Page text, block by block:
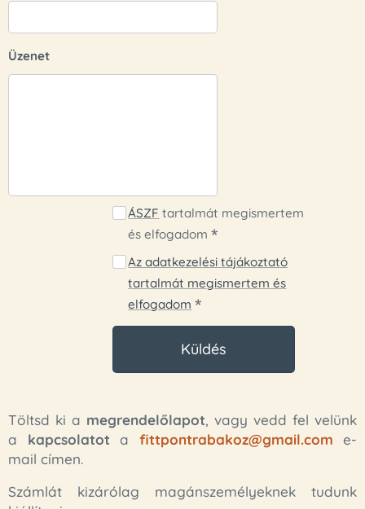
Üzenet
ÁSZF tartalmát megismertem
és elfogadom
Az adatkezelési tájákoztató
tartalmát megismertem és
elfogadom
Küldés
Töltsd ki a megrendelőlapot, vagy vedd fel velünk
a kapcsolatot a fittpontrabakoz@gmail.com e-
mail címen.
Számlát kizárólag magánszemélyeknek tudunk